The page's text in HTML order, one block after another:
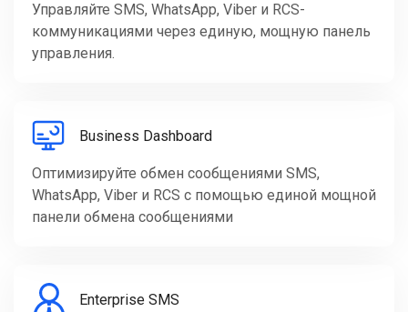
Управляйте SMS, WhatsApp, Viber и RCS-
коммуникациями через единую, мощную панель
управления.
Business Dashboard
Оптимизируйте обмен сообщениями SMS,
WhatsApp, Viber и RCS с помощью единой мощной
панели обмена сообщениями
Enterprise SMS